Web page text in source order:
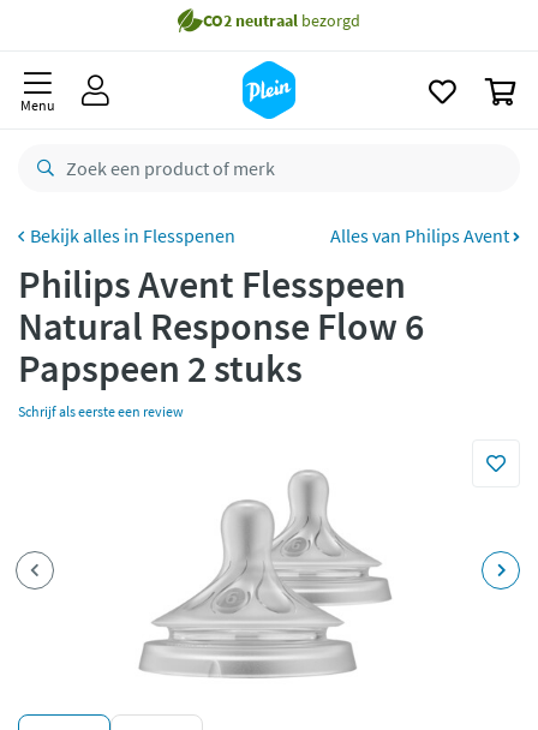
Gratisbezorging vanaf 35,- *
besteld,maandag
Gratisretourneren
Betaal met Klarna
Menu
Flesspenen Alles van Philips Avent
Philips Avent Flesspeen
Natural Response Flow 6
Papspeen 2 stuks
Schrijf als eerste een review